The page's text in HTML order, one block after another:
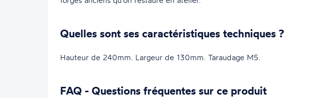
Quelles sont ses caractéristiques techniques ?
Hauteur de 240mm. Largeur de 130mm. Taraudage M5.
FAQ - Questions fréquentes sur ce produit